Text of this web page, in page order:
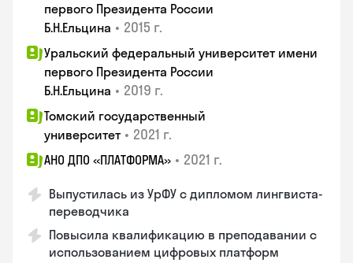
первого Президента России
Б.Н.Ельцина • 2015 г.
Уральский федеральный университет имени
первого Президента России
Б.Н.Ельцина • 2019 г.
Томский государственный
университет • 2021 г.
АНО ДПО «ПЛАТФОРМА» • 2021 г.
Выпустилась из УрФУ с дипломом лингвиста-
переводчика
Повысила квалификацию в преподавании с
использованием цифровых платформ